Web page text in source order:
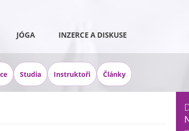
JÓGA INZERCE A DISKUSE
Studia Instruktoři Články